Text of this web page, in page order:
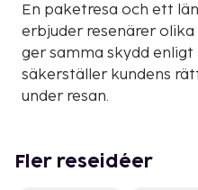
En paketresa och ett
erbjuder resenärer
ger samma skydd
säkerställer kundens
under resan.
Fler reseidéer